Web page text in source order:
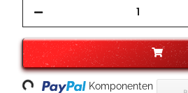
Komponenten